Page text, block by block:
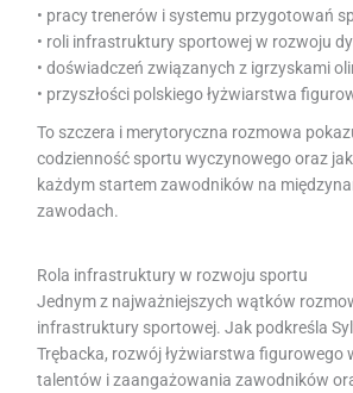
• pracy trenerów i systemu przygotowań
• roli infrastruktury sportowej w rozwoju
• doświadczeń związanych z igrzyskami
• przyszłości polskiego łyżwiarstwa
To szczera i merytoryczna rozmowa
codzienność sportu wyczynowego oraz
każdym startem zawodników na
zawodach.
Rola infrastruktury w rozwoju sportu
Jednym z najważniejszych wątków
infrastruktury sportowej. Jak podkreśla
Trębacka, rozwój łyżwiarstwa figurowego
talentów i zaangażowania zawodników